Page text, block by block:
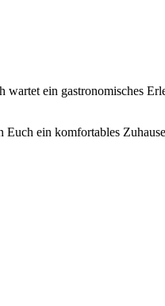
ein gastronomisches
Euch ein komfortables